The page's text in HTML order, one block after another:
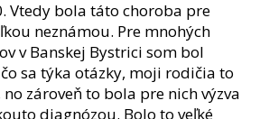
Vtedy bola táto choroba pre
neznámou. Pre mnohých
v Banskej Bystrici som bol
sa týka otázky, moji rodičia to
zároveň to bola pre nich výzva
diagnózou. Bolo to veľké